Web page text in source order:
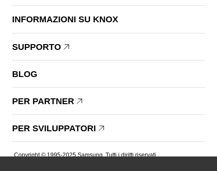
INFORMAZIONI SU KNOX
SUPPORTO
BLOG
PER PARTNER
PER SVILUPPATORI
Copyright © 1995-2025 Samsung. Tutti i diritti riservati.